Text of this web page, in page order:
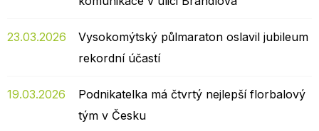
23.03.2026
Vysokomýtský půlmaraton oslavil jubileum
rekordní účastí
19.03.2026
Podnikatelka má čtvrtý nejlepší florbalový
tým v Česku